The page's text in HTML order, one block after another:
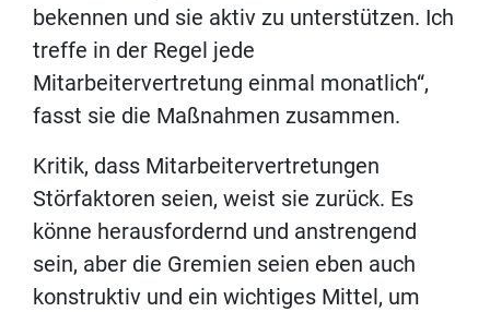
bekennen und sie aktiv zu unterstützen. Ich
treffe in der Regel jede
Mitarbeitervertretung einmal monatlich“,
fasst sie die Maßnahmen zusammen.
Kritik, dass Mitarbeitervertretungen
Störfaktoren seien, weist sie zurück. Es
könne herausfordernd und anstrengend
sein, aber die Gremien seien eben auch
konstruktiv und ein wichtiges Mittel, um